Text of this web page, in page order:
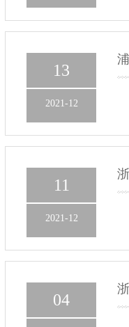
13
2021-12
11
2021-12
04